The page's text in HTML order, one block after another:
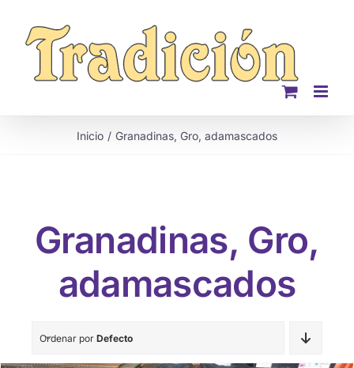
contenido
Inicio Granadinas, Gro, adamascados
Granadinas, Gro,
adamascados
Ordenar por Defecto